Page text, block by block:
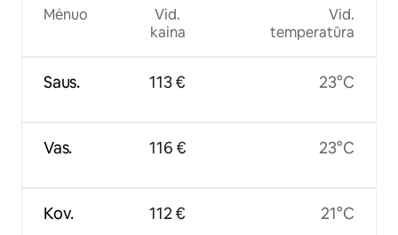
Mėnuo
Saus.
Vas.
Kov.
Vid.
kaina
113 €
116 €
112 €
Vid.
temperatūra
23°C
23°C
21°C